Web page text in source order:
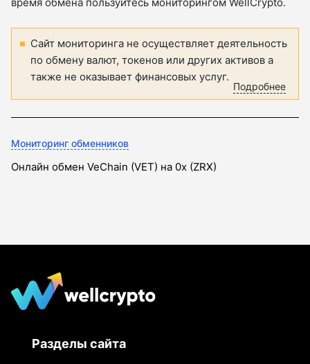
Сайт мониторинга не осуществляет деятельность
по обмену валют, токенов или других активов а
также не оказывает финансовых услуг.
Подробнее
Мониторинг обменников
Онлайн обмен VeChain (VET) на 0x (ZRX)
Разделы сайта